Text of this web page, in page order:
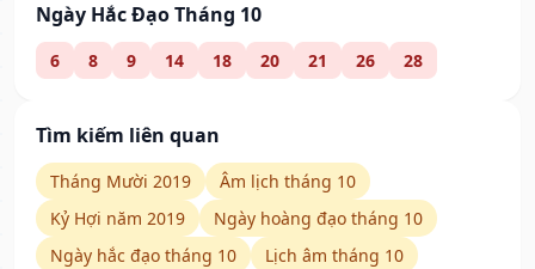
Ngày Hắc Đạo Tháng 10
6 8 9 14 18 20 21 26 28
Tìm kiếm liên quan
Tháng Mười 2019
Âm lịch tháng 10
Kỷ Hợi năm 2019
Ngày hoàng đạo tháng 10
Ngày hắc đạo tháng 10
Lịch âm tháng 10